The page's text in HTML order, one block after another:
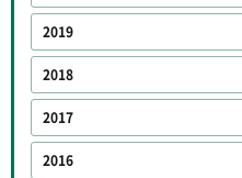
2019
2018
2017
2016